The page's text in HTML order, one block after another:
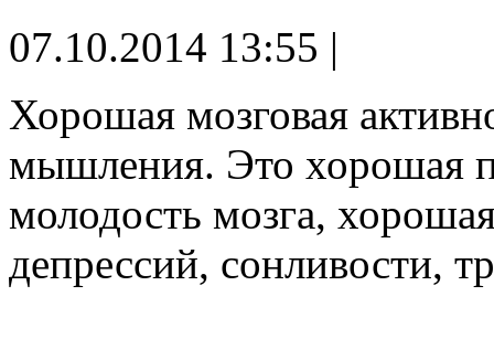
07.10.2014 13:55 |
Хорошая мозговая
мышления. Это хорошая
молодость мозга,
депрессий, сонливости,